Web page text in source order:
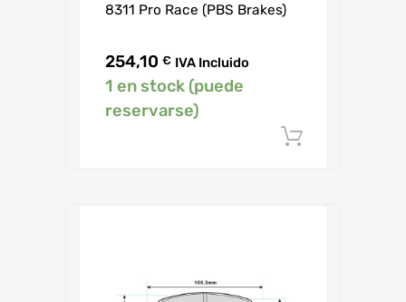
8311 Pro Race (PBS Brakes)
254,10 € IVA Incluido
1 en stock (puede
reservarse)